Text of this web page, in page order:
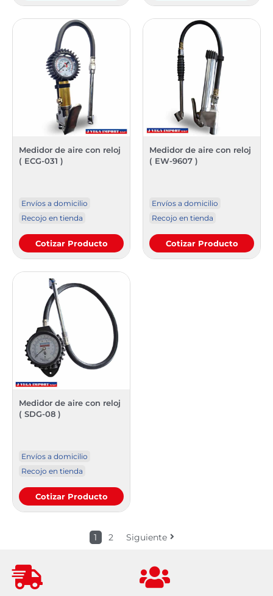
Medidor de aire con reloj
( ECG-031 )
Envíos a domicilio
Recojo en tienda
Cotizar Producto
Medidor de aire con reloj
( EW-9607 )
Envíos a domicilio
Recojo en tienda
Cotizar Producto
Medidor de aire con reloj
( SDG-08 )
Envíos a domicilio
Recojo en tienda
Cotizar Producto
1 2 Siguiente